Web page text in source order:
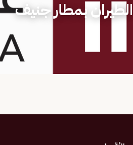
بمطار جنيف